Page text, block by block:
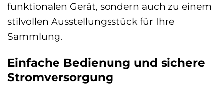
funktionalen Gerät, sondern auch zu einem
stilvollen Ausstellungsstück für Ihre
Sammlung.
Einfache Bedienung und sichere
Stromversorgung